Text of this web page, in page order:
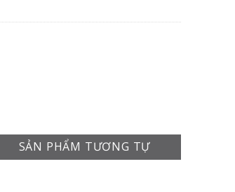
SẢN PHẨM TƯƠNG TỰ